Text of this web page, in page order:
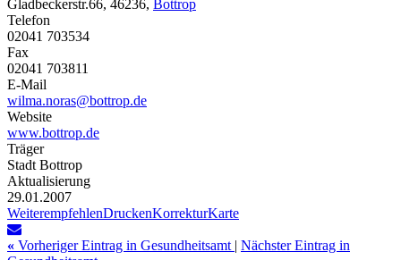
Gladbeckerstr.66, 46236, Bottrop
Telefon
02041 703534
Fax
02041 703811
E-Mail
wilma.noras@bottrop.de
Website
www.bottrop.de
Träger
Stadt Bottrop
Aktualisierung
29.01.2007
WeiterempfehlenDruckenKorrekturKarte
« Vorheriger Eintrag in Gesundheitsamt | Nächster Eintrag in